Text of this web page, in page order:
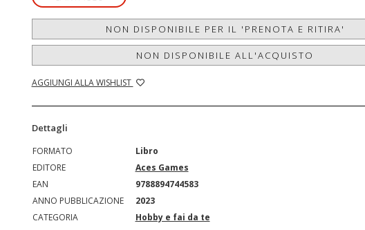
NON DISPONIBILE PER IL 'PRENOTA E RITIRA'
NON DISPONIBILE ALL'ACQUISTO
AGGIUNGI ALLA WISHLIST
Dettagli
FORMATO
Libro
EDITORE
Aces Games
EAN
9788894744583
ANNO PUBBLICAZIONE
2023
CATEGORIA
Hobby e fai da te